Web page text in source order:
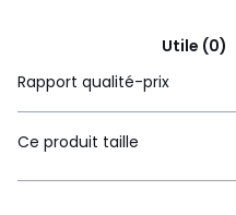
Utile (0)
Rapport qualité-prix
Ce produit taille